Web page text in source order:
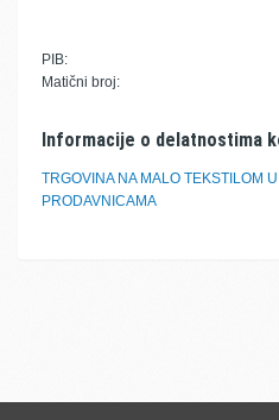
PIB:
Matični broj:
Informacije o delatnostima
TRGOVINA NA MALO TEKSTILOM
PRODAVNICAMA